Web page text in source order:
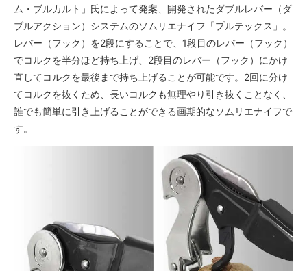
ム・ブルカルト」氏によって発案、開発されたダブルレバー（ダ
ブルアクション）システムのソムリエナイフ「プルテックス」。
レバー（フック）を2段にすることで、1段目のレバー（フック）
でコルクを半分ほど持ち上げ、2段目のレバー（フック）にかけ
直してコルクを最後まで持ち上げることが可能です。2回に分け
てコルクを抜くため、長いコルクも無理やり引き抜くことなく、
誰でも簡単に引き上げることができる画期的なソムリエナイフで
す。